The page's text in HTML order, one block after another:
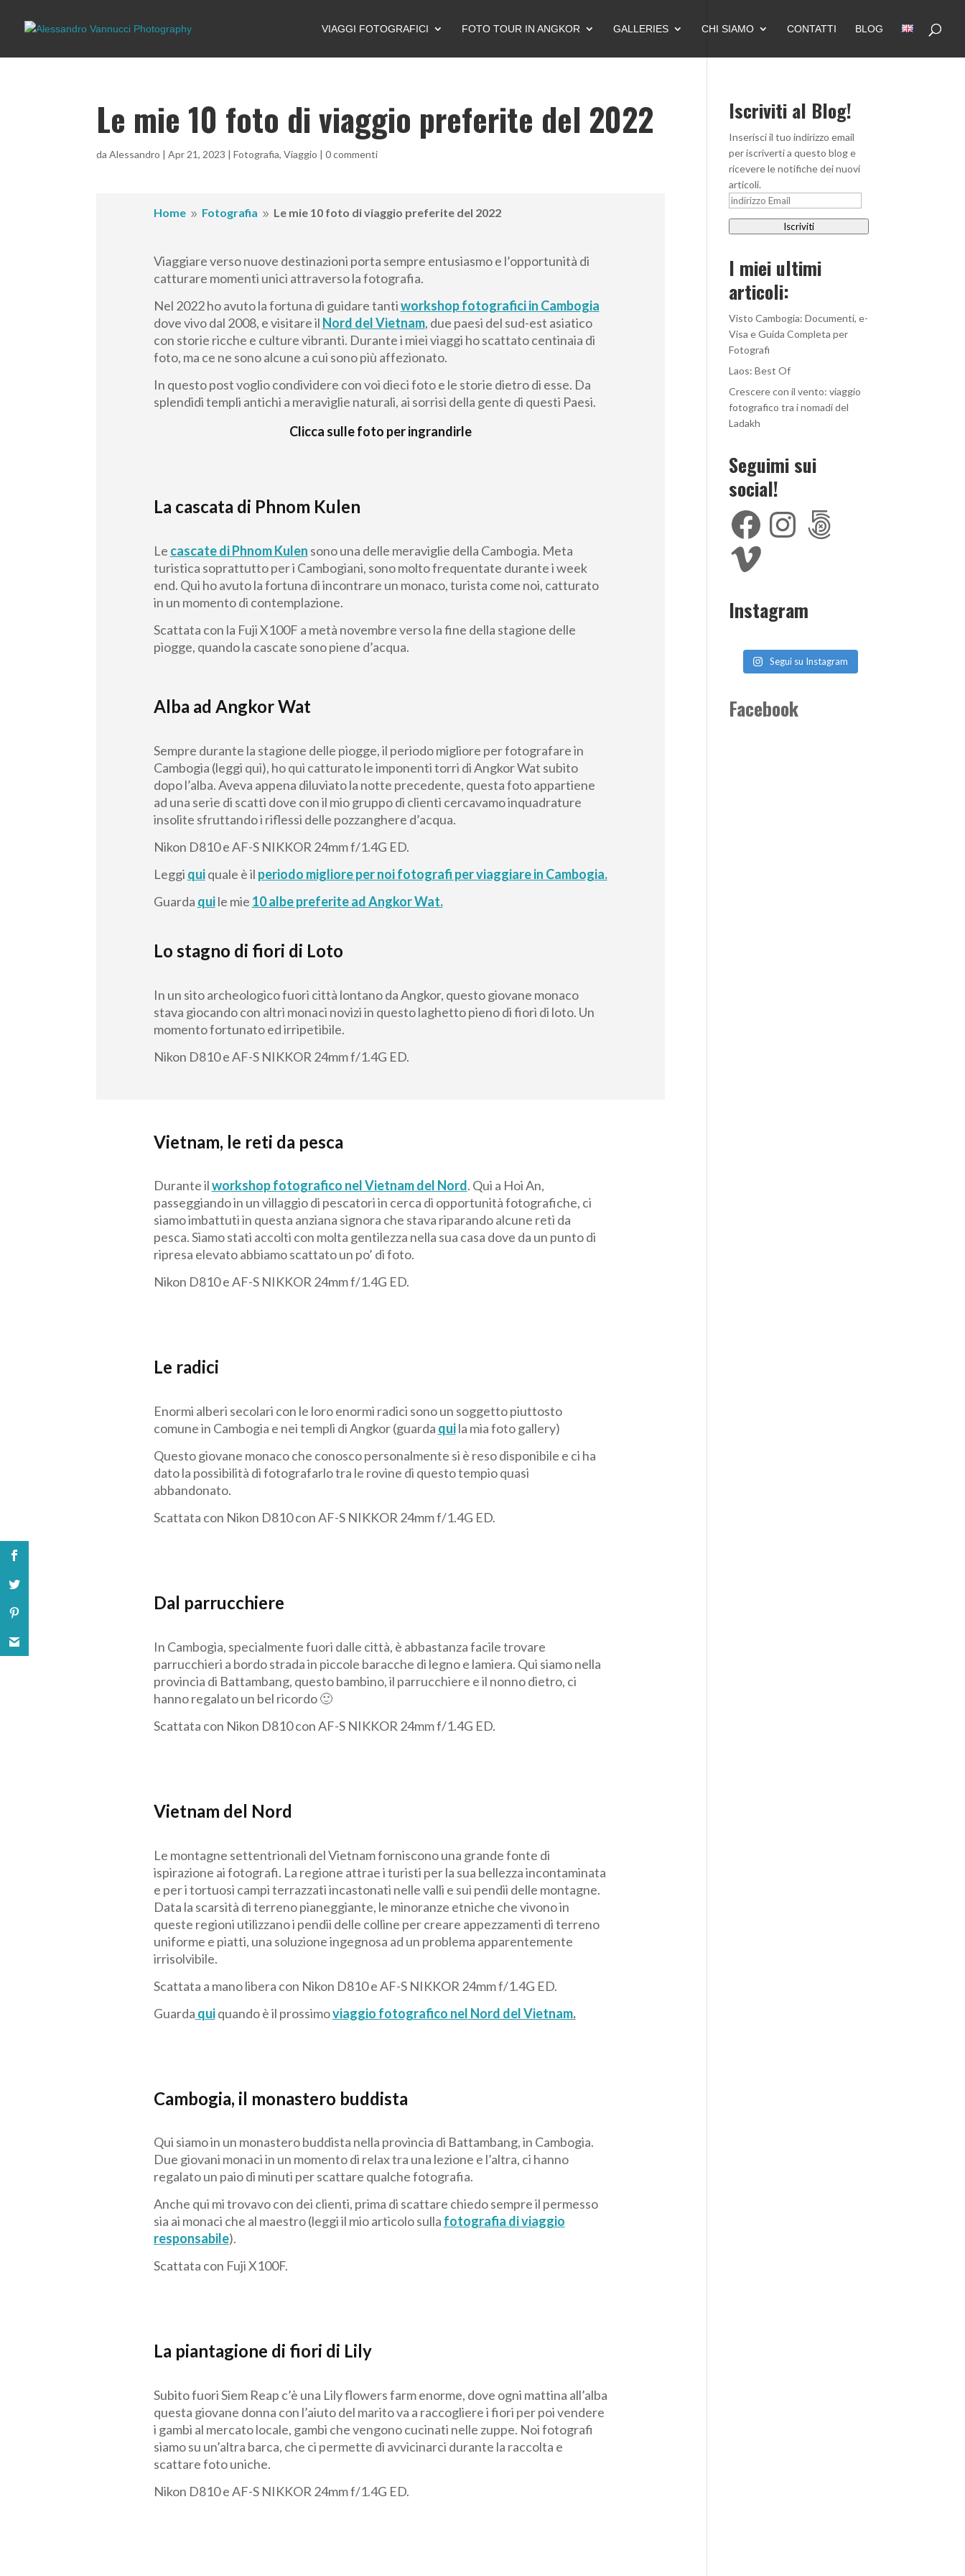
VIAGGI FOTOGRAFICI FOTO TOUR IN ANGKOR GALLERIES CHI SIAMO CONTATTI BLOG
Le mie 10 foto di viaggio preferite del 2022
daAlessandro |Apr 21, 2023 |Fotografia,Viaggio |0 commenti
Home 9 Fotografia 9 Le mie 10 foto di viaggio preferite del 2022
Viaggiare verso nuove destinazioni porta sempre entusiasmo e l’opportunità di
catturare momenti unici attraverso la fotografia.
Nel 2022 ho avuto la fortuna di guidare tantiworkshop fotografici in Cambogia
dove vivo dal 2008, e visitare il Nord del Vietnam, due paesi del sud-est asiatico
con storie ricche e culture vibranti. Durante i miei viaggi ho scattato centinaia di
foto, ma ce ne sono alcune a cui sono più affezionato.
In questo post voglio condividere con voi dieci foto e le storie dietro di esse. Da
splendidi templi antichi a meraviglie naturali, ai sorrisi della gente di questi Paesi.
Clicca sulle foto per ingrandirle
La cascata di Phnom Kulen
Le cascate di Phnom Kulen sono una delle meraviglie della Cambogia. Meta
turistica soprattutto per i Cambogiani, sono molto frequentate durante i week
end. Qui ho avuto la fortuna di incontrare un monaco, turista come noi, catturato
in un momento di contemplazione.
Scattata con la Fuji X100F a metà novembre verso la fine della stagione delle
piogge, quando la cascate sono piene d’acqua.
Alba ad Angkor Wat
Sempre durante la stagione delle piogge, il periodo migliore per fotografare in
Cambogia (leggi qui), ho qui catturato le imponenti torri di Angkor Wat subito
dopo l’alba. Aveva appena diluviato la notte precedente, questa foto appartiene
ad una serie di scatti dove con il mio gruppo di clienti cercavamo inquadrature
insolite sfruttando i riflessi delle pozzanghere d’acqua.
Nikon D810 e AF-S NIKKOR 24mm f/1.4G ED.
Leggi quiquale è il periodo migliore per noi fotografi per viaggiare in Cambogia.
Guarda quile mie 10 albe preferite ad Angkor Wat.
Lo stagno di fiori di Loto
In un sito archeologico fuori città lontano da Angkor, questo giovane monaco
stava giocando con altri monaci novizi in questo laghetto pieno di fiori di loto. Un
momento fortunato ed irripetibile.
Nikon D810 e AF-S NIKKOR 24mm f/1.4G ED.
Vietnam, le reti da pesca
Durante ilworkshop fotografico nel Vietnam del Nord. Qui a Hoi An,
passeggiando in un villaggio di pescatori in cerca di opportunità fotografiche, ci
siamo imbattuti in questa anziana signora che stava riparando alcune reti da
pesca. Siamo stati accolti con molta gentilezza nella sua casa dove da un punto di
ripresa elevato abbiamo scattato un po’ di foto.
Nikon D810 e AF-S NIKKOR 24mm f/1.4G ED.
Le radici
Enormi alberi secolari con le loro enormi radici sono un soggetto piuttosto
comune in Cambogia e nei templi di Angkor (guarda quila mia foto gallery)
Questo giovane monaco che conosco personalmente si è reso disponibile e ci ha
dato la possibilità di fotografarlo tra le rovine di questo tempio quasi
abbandonato.
Scattata con Nikon D810 con AF-S NIKKOR 24mm f/1.4G ED.
Dal parrucchiere
In Cambogia, specialmente fuori dalle città, è abbastanza facile trovare
parrucchieri a bordo strada in piccole baracche di legno e lamiera. Qui siamo nella
provincia di Battambang, questo bambino, il parrucchiere e il nonno dietro, ci
hanno regalato un bel ricordo 🙂
Scattata con Nikon D810 con AF-S NIKKOR 24mm f/1.4G ED.
Vietnam del Nord
Le montagne settentrionali del Vietnam forniscono una grande fonte di
ispirazione ai fotografi. La regione attrae i turisti per la sua bellezza incontaminata
e per i tortuosi campi terrazzati incastonati nelle valli e sui pendii delle montagne.
Data la scarsità di terreno pianeggiante, le minoranze etniche che vivono in
queste regioni utilizzano i pendii delle colline per creare appezzamenti di terreno
uniforme e piatti, una soluzione ingegnosa ad un problema apparentemente
irrisolvibile.
Scattata a mano libera con Nikon D810 e AF-S NIKKOR 24mm f/1.4G ED.
Guarda quiquando è il prossimoviaggio fotografico nel Nord del Vietnam.
Cambogia, il monastero buddista
Qui siamo in un monastero buddista nella provincia di Battambang, in Cambogia.
Due giovani monaci in un momento di relax tra una lezione e l’altra, ci hanno
regalato un paio di minuti per scattare qualche fotografia.
Anche qui mi trovavo con dei clienti, prima di scattare chiedo sempre il permesso
sia ai monaci che al maestro (leggi il mio articolo sulla fotografia di viaggio
responsabile).
Scattata con Fuji X100F.
La piantagione di fiori di Lily
Subito fuori Siem Reap c’è una Lily flowers farm enorme, dove ogni mattina all’alba
questa giovane donna con l’aiuto del marito va a raccogliere i fiori per poi vendere
i gambi al mercato locale, gambi che vengono cucinati nelle zuppe. Noi fotografi
siamo su un’altra barca, che ci permette di avvicinarci durante la raccolta e
scattare foto uniche.
Nikon D810 eAF-S NIKKOR 24mm f/1.4G ED.
Iscriviti al Blog!
Inserisci il tuo indirizzo email
per iscriverti a questo blog e
ricevere le notifiche dei nuovi
articoli.
indirizzo
Iscriviti
I miei ultimi
articoli:
Visto Cambogia: Documenti, e-
Visa e Guida Completa per
Fotografi
Laos: Best Of
Crescere con il vento: viaggio
fotografico tra i nomadi del
Ladakh
Seguimi sui
social!
FacebookInstagram 500px
Vimeo
Instagram
Segui su Instagram
Facebook